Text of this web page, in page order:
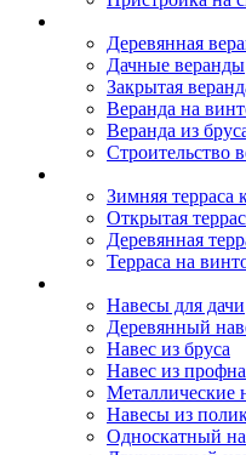
Деревянная
Дачные веранды
Закрытая
Веранда на
Веранда из
Строительство
Зимняя терраса
Открытая
Деревянная
Терраса на
Навесы для дачи
Деревянный
Навес из бруса
Навес из
Металлические
Навесы из
Односкатный